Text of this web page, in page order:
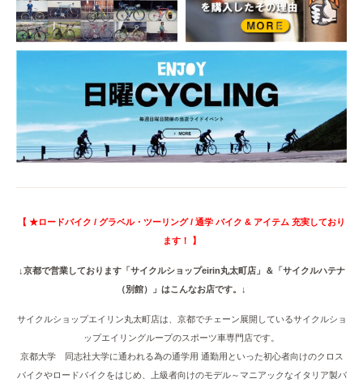
【 ★ロードバイク / グラベル・ツーリング / 通学 バイク & アイテム 充実しており
ます！ 】
↓京都で営業しております「サイクルショップeirin丸太町店」＆「サイクルハテナ
（別館）」はこんなお店です。↓
サイクルショップエイリン丸太町店は、京都でチェーン展開しているサイクルショ
ップエイリングループのスポーツ車専門店です。
京都大学 同志社大学に通われる為の通学用 通勤用といった初心者向けのクロス
バイクやロードバイクをはじめ、上級者向けのモデル～マニアックなイタリア製バ